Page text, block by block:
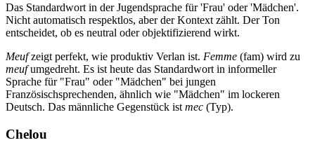
Das Standardwort in der Jugendsprache für 'Frau' oder 'Mädchen'.
Nicht automatisch respektlos, aber der Kontext zählt. Der Ton
entscheidet, ob es neutral oder objektifizierend wirkt.
Meufzeigt perfekt, wie produktiv Verlan ist. Femme (fam) wird zu
meufumgedreht. Es ist heute das Standardwort in informeller
Sprache für "Frau" oder "Mädchen" bei jungen
Französischsprechenden, ähnlich wie "Mädchen" im lockeren
Deutsch. Das männliche Gegenstück ist mec (Typ).
Chelou